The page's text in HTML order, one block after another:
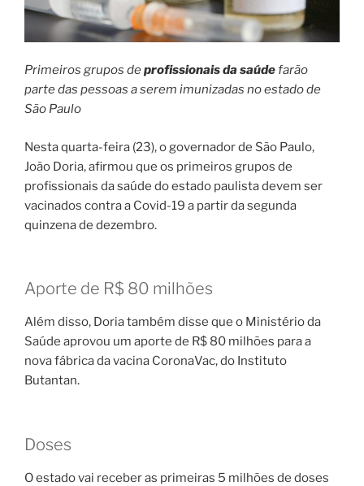
Primeiros grupos deprofissionais da saúdefarão
parte das pessoas a serem imunizadas no estado de
São Paulo
Nesta quarta-feira (23), o governador de São Paulo,
João Doria, afirmou que os primeiros grupos de
profissionais da saúde do estado paulista devem ser
vacinados contra a Covid-19 a partir da segunda
quinzena de dezembro.
Aporte de R$ 80 milhões
Além disso, Doria também disse que o Ministério da
Saúde aprovou um aporte de R$ 80 milhões para a
nova fábrica da vacina CoronaVac, do Instituto
Butantan.
Doses
O estado vai receber as primeiras 5 milhões de doses